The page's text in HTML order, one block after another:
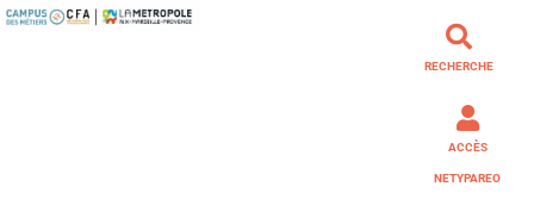
RECHERCHE
ACCÈS
NETYPAREO